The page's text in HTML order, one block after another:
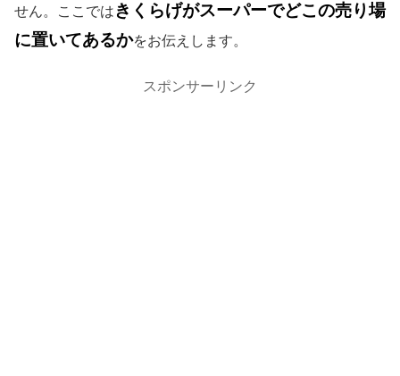
せん。ここでは きくらげがスーパーでどこの売り場
に置いてあるかをお伝えします。
スポンサーリンク